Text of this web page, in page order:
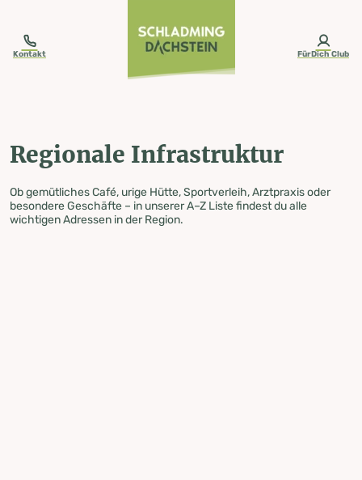
Kontakt FürDich Club
Regionale Infrastruktur
Ob gemütliches Café, urige Hütte, Sportverleih, Arztpraxis oder
besondere Geschäfte – in unserer A–Z Liste findest du alle
wichtigen Adressen in der Region.